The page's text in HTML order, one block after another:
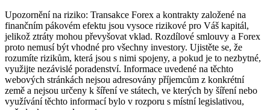
Upozornění na riziko: Transakce Forex a kontrakty založené na
finančním pákovém efektu jsou vysoce rizikové pro Váš kapitál,
jelikož ztráty mohou převyšovat vklad. Rozdílové smlouvy a Forex
proto nemusí být vhodné pro všechny investory. Ujistěte se, že
rozumíte rizikům, která jsou s nimi spojeny, a pokud je to nezbytné,
využijte nezávislé poradenství. Informace uvedené na těchto
webových stránkách nejsou adresovány příjemcům z konkrétní
země a nejsou určeny k šíření ve státech, ve kterých by šíření nebo
využívání těchto informací bylo v rozporu s místní legislativou,